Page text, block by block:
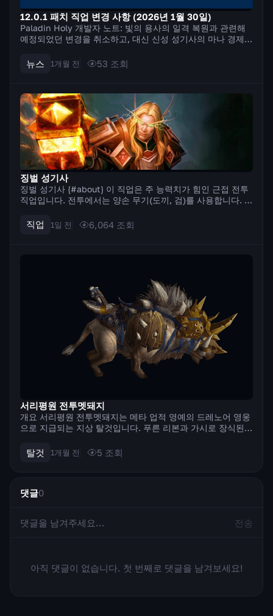
12.0.1 패치 직업 변경 사항 (2026년 1월 30일)
Paladin Holy 개발자 노트: 빛의 용사의 일격 복원과 관련해
예정되었던 변경을 취소하고, 대신 신성 성기사의 마나 경제와
제약을 완화하고 추가 주문 사용을 장려하여 비슷한 결과를 얻
는 것입니다. 즉,...
뉴스 1개월 전 53 조회
징벌 성기사
징벌 성기사 {#about} 이 직업은 주 능력치가 힘인 근접 전투
직업입니다. 전투에서는 양손 무기(도끼, 검)를 사용합니다. 이
커니즘입니다. 일부 기술은 신성한 힘을 축적하고, 다른 기술
은 이를 소비하여 ...
직업 1일 전 6,064 조회
서리평원 전투멧돼지
개요 서리평원 전투멧돼지는 메타 업적 영예의 드레노어 영웅
으로 지급되는 지상 탈것입니다. 푸른 리본과 가시로 장식된
팩에서 추가되었습니다. 2026년, 내부 전쟁에서 현재 만렙이
80인 지금은 드레노어의 모든 ...
탈것 1개월 전 5 조회
댓글0
전송
아직 댓글이 없습니다. 첫 번째로 댓글을 남겨보세요!